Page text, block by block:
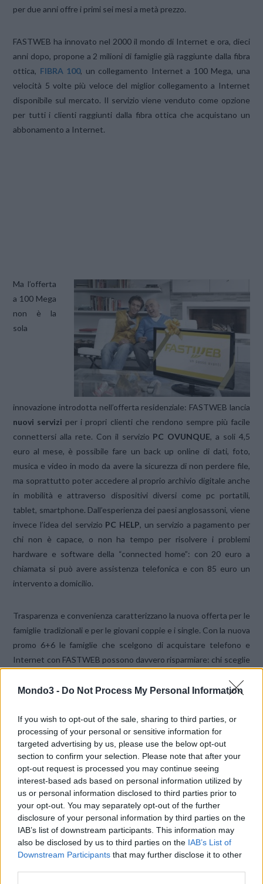
Mondo3 - Do Not Process My Personal Information
If you wish to opt-out of the sale, sharing to third parties, or
processing of your personal or sensitive information for
targeted advertising by us, please use the below opt-out
section to confirm your selection. Please note that after your
opt-out request is processed you may continue seeing
interest-based ads based on personal information utilized by
us or personal information disclosed to third parties prior to
your opt-out. You may separately opt-out of the further
disclosure of your personal information by third parties on the
IAB’s list of downstream participants. This information may
also be disclosed by us to third parties on the IAB’s List of
Downstream Participants that may further disclose it to other
per due anni offre i primi sei mesi a metà prezzo.
FASTWEB ha innovato nel 2000 il mondo di Internet e ora, dieci
anni dopo, propone a 2 milioni di famiglie già raggiunte dalla fibra
ottica, FIBRA 100, un collegamento Internet a 100 Mega, una
velocità 5 volte più veloce del miglior collegamento a Internet
disponibile sul mercato. Il servizio viene venduto come opzione
per tutti i clienti raggiunti dalla fibra ottica che acquistano un
abbonamento a Internet.
Ma l’offerta
a 100 Mega
non è la
sola
innovazione introdotta nell’offerta residenziale: FASTWEB lancia
nuovi servizi per i propri clienti che rendono sempre più facile
connettersi alla rete. Con il servizio PC OVUNQUE, a soli 4,5
euro al mese, è possibile fare un back up online di dati, foto,
musica e video in modo da avere la sicurezza di non perdere file,
ma soprattutto poter accedere al proprio archivio digitale anche
in mobilità e attraverso dispositivi diversi come pc portatili,
tablet, smartphone. Dall’esperienza dei paesi anglosassoni, viene
invece l’idea del servizio PC HELP, un servizio a pagamento per
chi non è capace, o non ha tempo per risolvere i problemi
hardware e software della “connected home”: con 20 euro a
chiamata si può avere assistenza telefonica e con 85 euro un
intervento a domicilio.
Trasparenza e convenienza caratterizzano la nuova offerta per le
famiglie tradizionali e per le giovani coppie e i single. Con la nuova
promo 6+6 le famiglie che scelgono di acquistare telefono e
Internet con FASTWEB possono davvero risparmiare: chi sceglie
meseinclude sia le telefonate nazionali e 1000 minuti di
di utilizzo, può risparmiare 270 euro e 320 per chi sottoscrive un
abbonamento dal sito fastweb.it.
Si allarga inoltre l’offerta per chi desiderasolo la banda larga
FASTWEB e non utilizza più il telefono di casa: accanto alle
offerte
Joy Sim (Internet e 20 euro di prepagata su Sim voce) a
39 euro al mese eJoy Key(Internet e 10 euro di traffico dati su
chiavetta Internet) a 30 euro al mese, nasceJOYche a 27 euro al
mese offre una linea ADSL a 20 Mbps.
Tra le novità sul fronte diFastweb Mobile ,Parla Mobile 20si